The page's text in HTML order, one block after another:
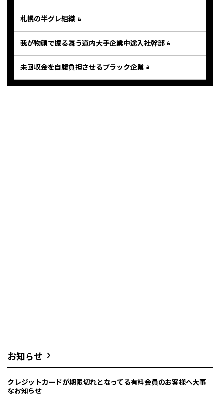
札幌の半グレ組織
我が物顔で振る舞う道内大手企業中途入社幹部
未回収金を自腹負担させるブラック企業
お知らせ
クレジットカードが期限切れとなってる有料会員のお客様へ大事
なお知らせ